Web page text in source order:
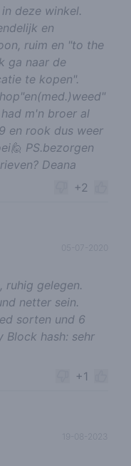
deze winkel.
en
ruim en "to the
ga naar de
te kopen".
m'n broer al
en rook dus weer
PS.bezorgen
Deana
+2
ruhig gelegen.
netter sein.
sorten und 6
Block hash: sehr
+1
19-08-2023